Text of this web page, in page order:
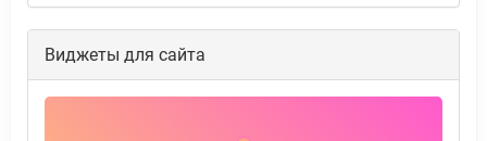
Виджеты для сайта